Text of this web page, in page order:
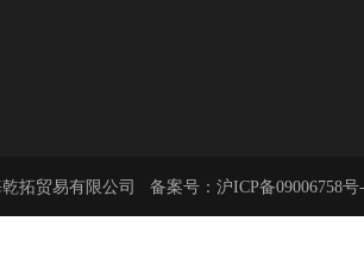
拓贸易有限公司 备案号： 沪ICP备09006758号